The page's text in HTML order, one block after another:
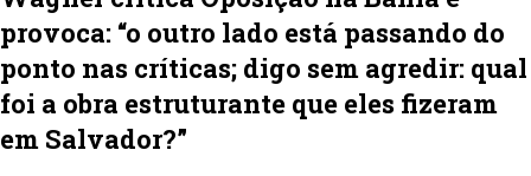
provoca: “o outro lado está passando do
ponto nas críticas; digo sem agredir: qual
foi a obra estruturante que eles fizeram
em Salvador?”